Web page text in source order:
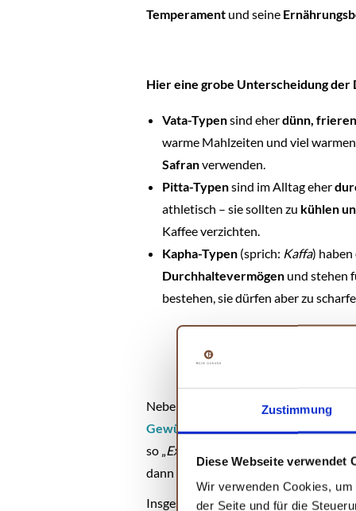
Zustimmung
Diese Webseite verwendet
Wir verwenden Cookies,
der Seite und für die
Temperament und seine
Hier eine grobe Unterscheidung der
Vata-Typensind eherdünn,
warme Mahlzeiten und viel
Safranverwenden.
Pitta-Typensind im Alltag eher
athletisch – sie sollten zu kühlen
Kaffee verzichten.
Kapha-Typen (sprich: Kaffa) haben
Durchhaltevermögen und stehen
bestehen, sie dürfen aber zu
Neben diesem informativen Einstieg
Gewürze
, erfühlen
so „ Exoten
dann geht’s endlich los:
Insgesamtacht Rezeptesollen wir